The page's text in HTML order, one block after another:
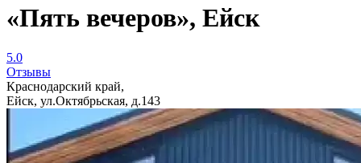
«Пять вечеров», Ейск
5.0
Отзывы
Краснодарский край,
Ейск, ул.Октябрьская, д.143